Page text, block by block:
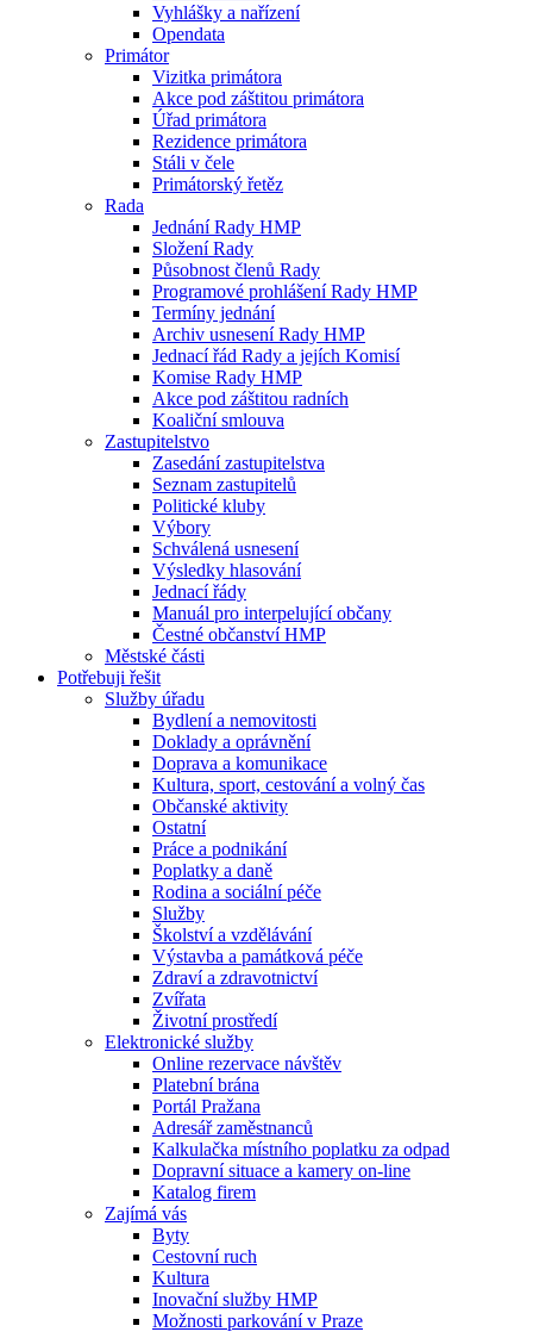
Vyhlášky a nařízení
Opendata
Primátor
Vizitka primátora
Akce pod záštitou primátora
Úřad primátora
Rezidence primátora
Stáli v čele
Primátorský řetěz
Rada
Jednání Rady HMP
Složení Rady
Působnost členů Rady
Programové prohlášení Rady HMP
Termíny jednání
Archiv usnesení Rady HMP
Jednací řád Rady a jejích Komisí
Komise Rady HMP
Akce pod záštitou radních
Koaliční smlouva
Zastupitelstvo
Zasedání zastupitelstva
Seznam zastupitelů
Politické kluby
Výbory
Schválená usnesení
Výsledky hlasování
Jednací řády
Manuál pro interpelující občany
Čestné občanství HMP
Městské části
Potřebuji řešit
Služby úřadu
Bydlení a nemovitosti
Doklady a oprávnění
Doprava a komunikace
Kultura, sport, cestování a volný čas
Občanské aktivity
Ostatní
Práce a podnikání
Poplatky a daně
Rodina a sociální péče
Služby
Školství a vzdělávání
Výstavba a památková péče
Zdraví a zdravotnictví
Zvířata
Životní prostředí
Elektronické služby
Online rezervace návštěv
Platební brána
Portál Pražana
Adresář zaměstnanců
Kalkulačka místního poplatku za odpad
Dopravní situace a kamery on-line
Katalog firem
Zajímá vás
Byty
Cestovní ruch
Kultura
Inovační služby HMP
Možnosti parkování v Praze